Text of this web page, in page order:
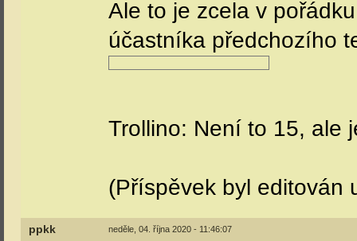
Ale to je zcela v
účastníka předchozího
Trollino: Není to 15, ale
(Příspěvek byl editován
ppkk neděle, 04. října 2020 - 11:46:07